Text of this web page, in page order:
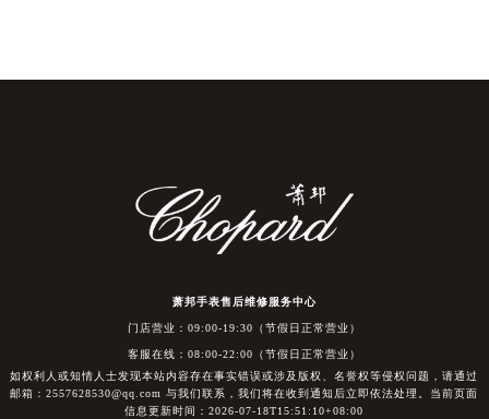
萧邦手表售后维修服务中心
门店营业：09:00-19:30（节假日正常营业）
客服在线：08:00-22:00（节假日正常营业）
如权利人或知情人士发现本站内容存在事实错误或涉及版权、名誉权等侵权问题，请通过
邮箱：2557628530@qq.com 与我们联系，我们将在收到通知后立即依法处理。当前页面
信息更新时间：2026-07-18T15:51:10+08:00